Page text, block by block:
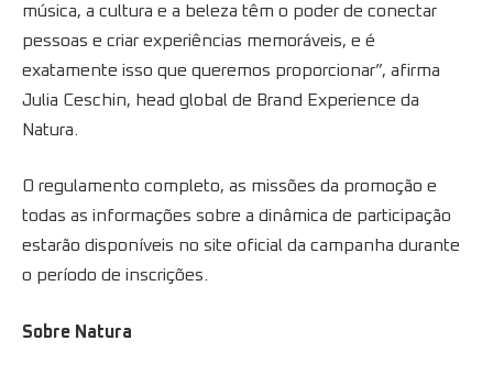
música, a cultura e a beleza têm o poder de conectar
pessoas e criar experiências memoráveis, e é
exatamente isso que queremos proporcionar”, afirma
Julia Ceschin, head global de Brand Experience da
Natura.
O regulamento completo, as missões da promoção e
todas as informações sobre a dinâmica de participação
estarão disponíveis no site oficial da campanha durante
o período de inscrições.
Sobre Natura